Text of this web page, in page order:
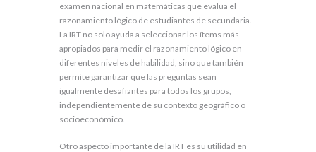
examen nacional en matemáticas que evalúa el
razonamiento lógico de estudiantes de secundaria.
La IRT no solo ayuda a seleccionar los ítems más
apropiados para medir el razonamiento lógico en
diferentes niveles de habilidad, sino que también
permite garantizar que las preguntas sean
igualmente desafiantes para todos los grupos,
independientemente de su contexto geográfico o
socioeconómico.
Otro aspecto importante de la IRT es su utilidad en